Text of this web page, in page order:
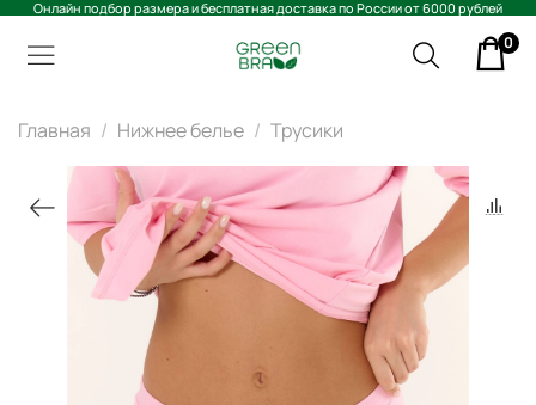
Онлайн подбор размера и бесплатная доставка по России от 6000 рублей
0
Главная Нижнее белье Трусики